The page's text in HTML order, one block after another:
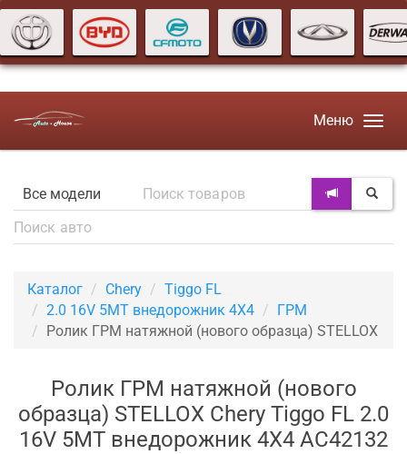
Меню
Каталог Chery
Tiggo FL
2.0 16V 5MT внедорожник 4X4
ГРМ
Ролик ГРМ натяжной (нового образца) STELLOX
Ролик ГРМ натяжной (нового
образца) STELLOX Chery Tiggo FL 2.0
16V 5MT внедорожник 4X4 AC42132